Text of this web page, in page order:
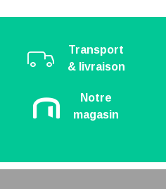
Transport
& livraison
Notre
magasin